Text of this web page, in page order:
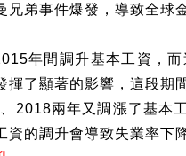
兄弟事件爆發，導致全球
年間調升基本工資，
揮了顯著的影響，這段期
2018兩年又調漲了基本
資的調升會導致失業率下